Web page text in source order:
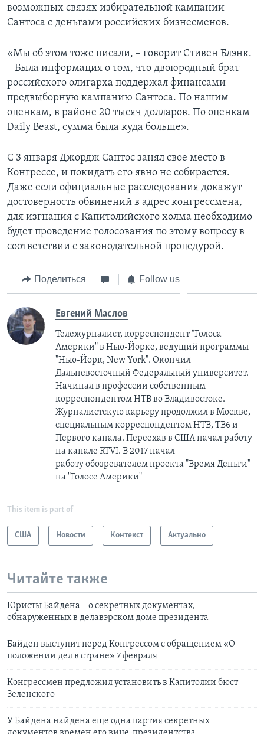
возможных связях избирательной кампании
Сантоса с деньгами российских бизнесменов.
«Мы об этом тоже писали, – говорит Стивен Блэнк.
– Была информация о том, что двоюродный брат
российского олигарха поддержал финансами
предвыборную кампанию Сантоса. По нашим
оценкам, в районе 20 тысяч долларов. По оценкам
Daily Beast, сумма была куда больше».
С 3 января Джордж Сантос занял свое место в
Конгрессе, и покидать его явно не собирается.
Даже если официальные расследования докажут
достоверность обвинений в адрес конгрессмена,
для изгнания с Капитолийского холма необходимо
будет проведение голосования по этому вопросу в
соответствии с законодательной процедурой.
Поделиться Follow us
Евгений Маслов
Тележурналист, корреспондент "Голоса
Америки" в Нью-Йорке, ведущий программы
"Нью-Йорк, New York". Окончил
Дальневосточный Федеральный университет.
Начинал в профессии собственным
корреспондентом НТВ во Владивостоке.
Журналистcкую карьеру продолжил в Москве,
специальным корреспондентом НТВ, ТВ6 и
Первого канала. Переехав в США начал работу
на канале RTVI. В 2017 начал
работу обозревателем проекта "Время Деньги"
на "Голосе Америки"
This item is part of
США Новости Контекст Актуально
Читайте также
Юристы Байдена – о секретных документах,
обнаруженных в делавэрском доме президента
Байден выступит перед Конгрессом с обращением «О
положении дел в стране» 7 февраля
Конгрессмен предложил установить в Капитолии бюст
Зеленского
У Байдена найдена еще одна партия секретных